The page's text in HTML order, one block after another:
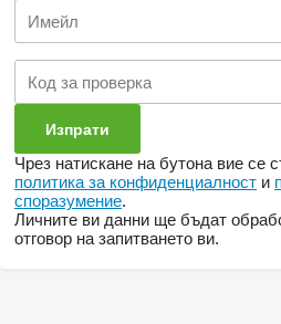
Чрез натискане на бутона вие се
политика за конфиденциалност и
споразумение.
Личните ви данни ще бъдат
отговор на запитването ви.